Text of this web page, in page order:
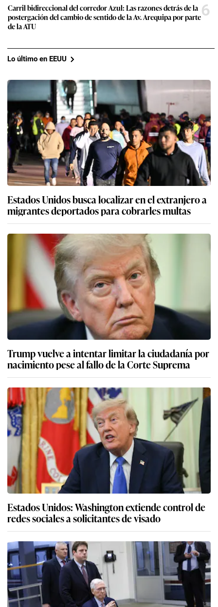
Carril bidireccional del corredor Azul: Las razones detrás de la
postergación del cambio de sentido de la Av. Arequipa por parte
de la ATU
6
Lo último en EEUU
Estados Unidos busca localizar en el extranjero a
migrantes deportados para cobrarles multas
Trump vuelve a intentar limitar la ciudadanía por
nacimiento pese al fallo de la Corte Suprema
Estados Unidos: Washington extiende control de
redes sociales a solicitantes de visado